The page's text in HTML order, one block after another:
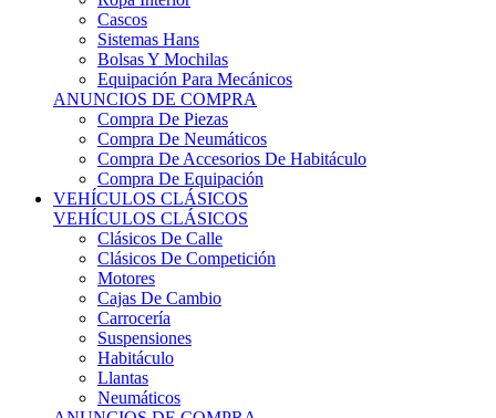
Cascos
Sistemas Hans
Bolsas Y Mochilas
Equipación Para Mecánicos
ANUNCIOS DE COMPRA
Compra De Piezas
Compra De Neumáticos
Compra De Accesorios De Habitáculo
Compra De Equipación
VEHÍCULOS CLÁSICOS
VEHÍCULOS CLÁSICOS
Clásicos De Calle
Clásicos De Competición
Motores
Cajas De Cambio
Carrocería
Suspensiones
Habitáculo
Llantas
Neumáticos